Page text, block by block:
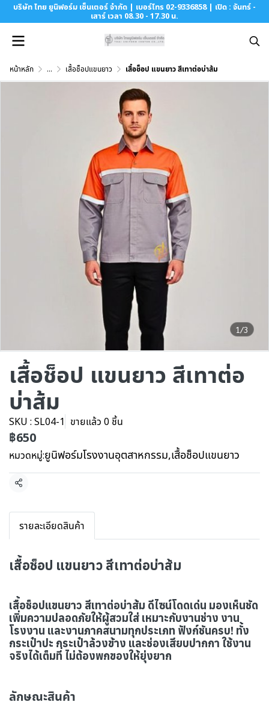
บริษัท ไทย ยูนิฟอร์ม เซ็นเตอร์ จำกัด | เบอร์โทร 02-9336858 | เปิด : จันทร์ -
เสาร์ เวลา 08.30 - 17.30 น.
หน้าหลัก ... เสื้อช็อปแขนยาว เสื้อช็อป แขนยาว สีเทาต่อบ่าส้ม
1/3
เสื้อช็อป แขนยาว สีเทาต่อ
บ่าส้ม
SKU : SL04-1 ขายแล้ว 0 ชิ้น
฿650
หมวดหมู่:ยูนิฟอร์มโรงงานอุตสาหกรรม,เสื้อช็อปแขนยาว
แชร์
รายละเอียดสินค้า
เสื้อช็อป แขนยาว สีเทาต่อบ่าส้ม
เสื้อช็อปแขนยาว สีเทาต่อบ่าส้ม ดีไซน์โดดเด่น มองเห็นชัด
เพิ่มความปลอดภัยให้ผู้สวมใส่ เหมาะกับงานช่าง งาน
โรงงาน และงานภาคสนามทุกประเภท ฟังก์ชันครบ! ทั้ง
กระเป๋าปะ กระเป๋าล้วงข้าง และช่องเสียบปากกา ใช้งาน
จริงได้เต็มที่ ไม่ต้องพกของให้ยุ่งยาก
ลักษณะสินค้า